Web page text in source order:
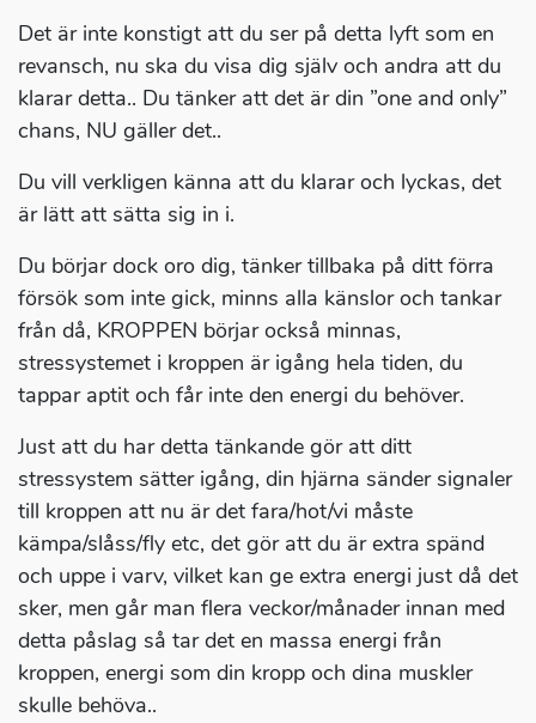
Det är inte konstigt att du ser på detta lyft som en
revansch, nu ska du visa dig själv och andra att du
klarar detta.. Du tänker att det är din ”one and only”
chans, NU gäller det..
Du vill verkligen känna att du klarar och lyckas, det
är lätt att sätta sig in i.
Du börjar dock oro dig, tänker tillbaka på ditt förra
försök som inte gick, minns alla känslor och tankar
från då, KROPPEN börjar också minnas,
stressystemet i kroppen är igång hela tiden, du
tappar aptit och får inte den energi du behöver.
Just att du har detta tänkande gör att ditt
stressystem sätter igång, din hjärna sänder signaler
till kroppen att nu är det fara/hot/vi måste
kämpa/slåss/fly etc, det gör att du är extra spänd
och uppe i varv, vilket kan ge extra energi just då det
sker, men går man flera veckor/månader innan med
detta påslag så tar det en massa energi från
kroppen, energi som din kropp och dina muskler
skulle behöva..